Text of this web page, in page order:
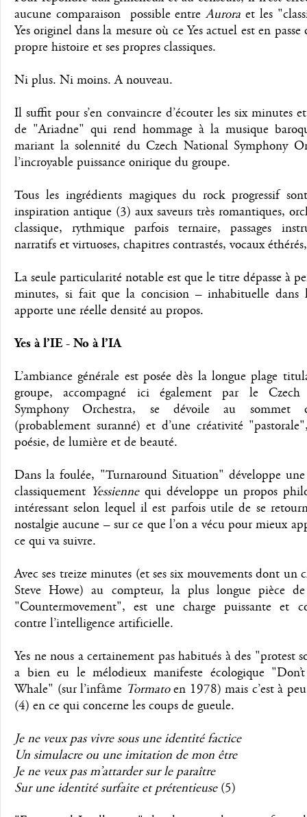
aucune comparaison possible entreAurora et les
Yes originel dans la mesure où ce Yes actuel est en passe
propre histoire et ses propres classiques.
Ni plus. Ni moins. A nouveau.
Il suffit pour s’en convaincre d’écouter les six minutes
de "Ariadne" qui rend hommage à la musique
mariant la solennité du Czech National Symphony
l’incroyable puissance onirique du groupe.
Tous les ingrédients magiques du rock progressif
inspiration antique (3) aux saveurs très romantiques,
classique, rythmique parfois ternaire, passages
narratifs et virtuoses, chapitres contrastés, vocaux
La seule particularité notable est que le titre dépasse à
minutes, si fait que la concision – inhabituelle dans
apporte une réelle densité au propos.
Yes à l’IE - No à l’IA
L’ambiance générale est posée dès la longue plage
groupe, accompagné ici également par le Czech
Symphony Orchestra, se dévoile au sommet
(probablement suranné) et d’une créativité
poésie, de lumière et de beauté.
Dans la foulée, "Turnaround Situation" développe
classiquement Yessiennequi développe un propos
intéressant selon lequel il est parfois utile de se
nostalgie aucune – sur ce que l’on a vécu pour mieux
ce qui va suivre.
Avec ses treize minutes (et ses six mouvements dont un
Steve Howe) au compteur, la plus longue pièce de
"Countermovement", est une charge puissante et
contre l’intelligence artificielle.
Yes ne nous a certainement pas habitués à des "protest
a bien eu le mélodieux manifeste écologique
Whale" (sur l’infâme Tormatoen 1978) mais c’est à
(4) en ce qui concerne les coups de gueule.
Je ne veux pas vivre sous une identité factice
Un simulacre ou une imitation de mon être
Je ne veux pas m’attarder sur le paraître
Sur une identité surfaite et prétentieuse(5)